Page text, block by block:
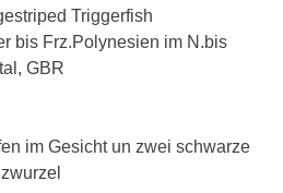
Triggerfish
bis Frz.Polynesien im N.bis
GBR
im Gesicht un zwei schwarze